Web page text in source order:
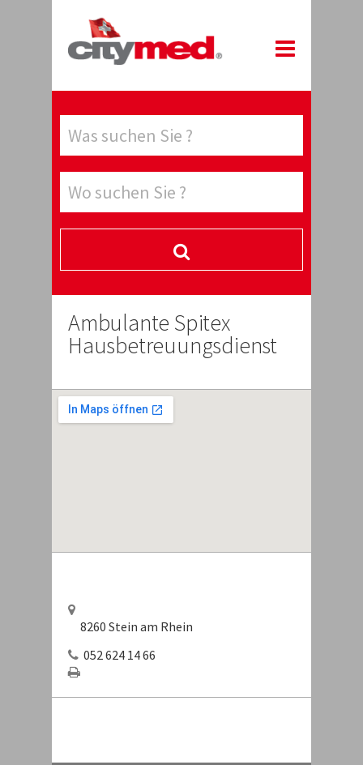
Ambulante Spitex
Hausbetreuungsdienst
8260 Stein am Rhein
052 624 14 66